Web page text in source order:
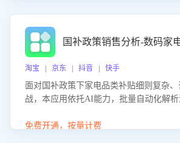
国补政策销售分析-数码家
淘宝 | 京东 | 抖音 | 快手
面对国补政策下家电品类补贴细则复杂
战，本应用依托AI能力，批量自动化解
购买意向，深度洞察决策动因。同时全面
免费开通，按量计费